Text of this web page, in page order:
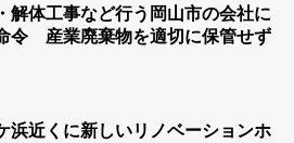
解体工事など行う岡山市の会社に
令 産業廃棄物を適切に保管せず
浜近くに新しいリノベーションホ